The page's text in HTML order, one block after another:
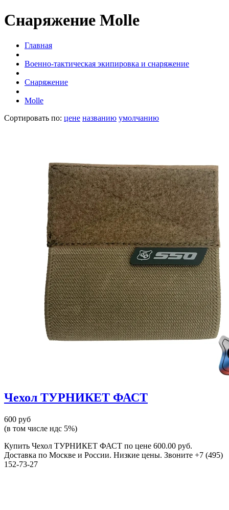
Снаряжение Molle
Главная
Военно-тактическая экипировка и снаряжение
Снаряжение
Molle
Сортировать по: цене названию умолчанию
Чехол ТУРНИКЕТ ФАСТ
600 руб
(в том числе ндс 5%)
Купить Чехол ТУРНИКЕТ ФАСТ по цене 600.00 руб.
Доставка по Москве и России. Низкие цены. Звоните +7 (495)
152-73-27